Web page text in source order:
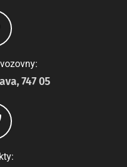
747 05